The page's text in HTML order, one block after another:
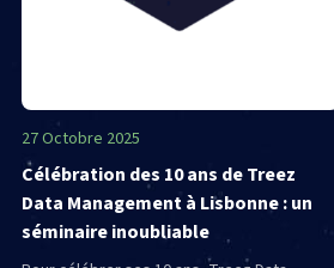
27 Octobre 2025
Célébration des 10 ans de Treez
Data Management à Lisbonne : un
séminaire inoubliable